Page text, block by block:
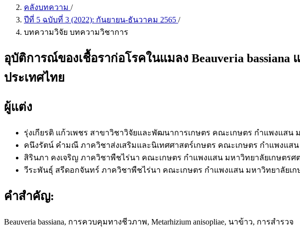
คลังบทความ /
ปีที่ 5 ฉบับที่ 3 (2022): กันยายน-ธันวาคม 2565 /
บทความวิจัย บทความวิชาการ
อุบัติการณ์ของเชื้อราก่อโรคในแมลง Beauveria
ประเทศไทย
ผู้แต่ง
รุ่งเกียรติ แก้วเพชร สาขาวิชาวิจัยและพัฒนาการเกษตร คณะเกษตร กำแพงแสน
คนึงรัตน์ คำมณี ภาควิชาส่งเสริมและนิเทศศาสตร์เกษตร คณะเกษตร กำแพงแส
สิรินภา คงเจริญ ภาควิชาพืชไร่นา คณะเกษตร กำแพงแสน มหาวิทยาลัยเกษตรศ
วีระพันธุ์ สรีดอกจันทร์ ภาควิชาพืชไร่นา คณะเกษตร กำแพงแสน มหาวิทยาลัยเก
คำสำคัญ:
Beauveria bassiana, การควบคุมทางชีวภาพ, Metarhizium anisopliae, นาข้าว, การสำรวจ